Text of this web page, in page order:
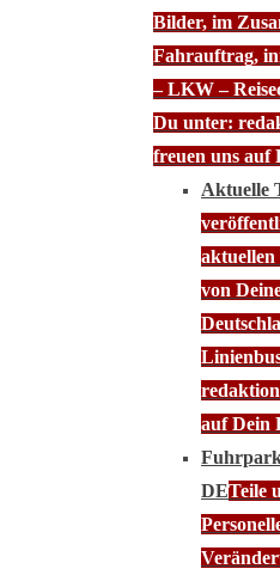
Bilder, im
Fahrauftrag,
– LKW –
Du unter:
freuen uns auf
Aktuelle
aktuellen
von
auf Dein
DETeile